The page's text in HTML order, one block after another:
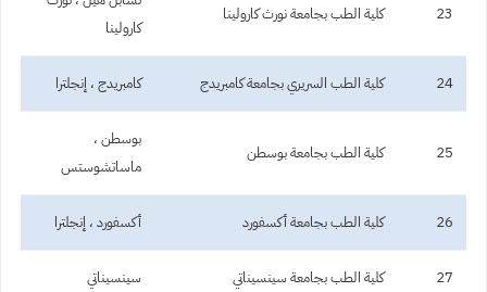
23 كلية الطب بجامعة نورث كارولينا
كارولينا
24 كلية الطب السريري بجامعة كامبريدج كامبريدج ، إنجلترا
25 كلية الطب بجامعة بوسطن
بوسطن ،
ماساتشوستس
26 كلية الطب بجامعة أكسفورد أكسفورد ، إنجلترا
27 كلية الطب بجامعة سينسيناتي سينسيناتي